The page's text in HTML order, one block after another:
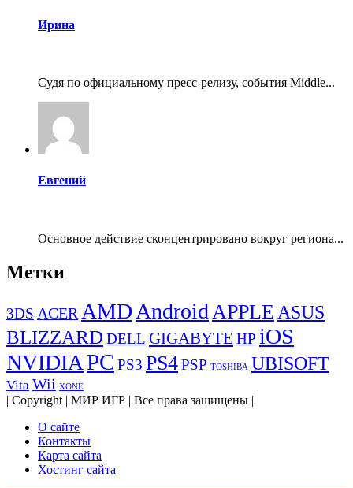
Ирина
Судя по официальному пресс-релизу, события Middle...
Евгений
Основное действие сконцентрировано вокруг региона...
Метки
3DS ACER AMD Android APPLE ASUS
BLIZZARD DELL GIGABYTE HP iOS
NVIDIAPC PS3 PS4PSP TOSHIBA UBISOFT
Vita Wii XONE
| Copyright | МИР ИГР | Все права защищены |
О сайте
Контакты
Карта сайта
Хостинг сайта